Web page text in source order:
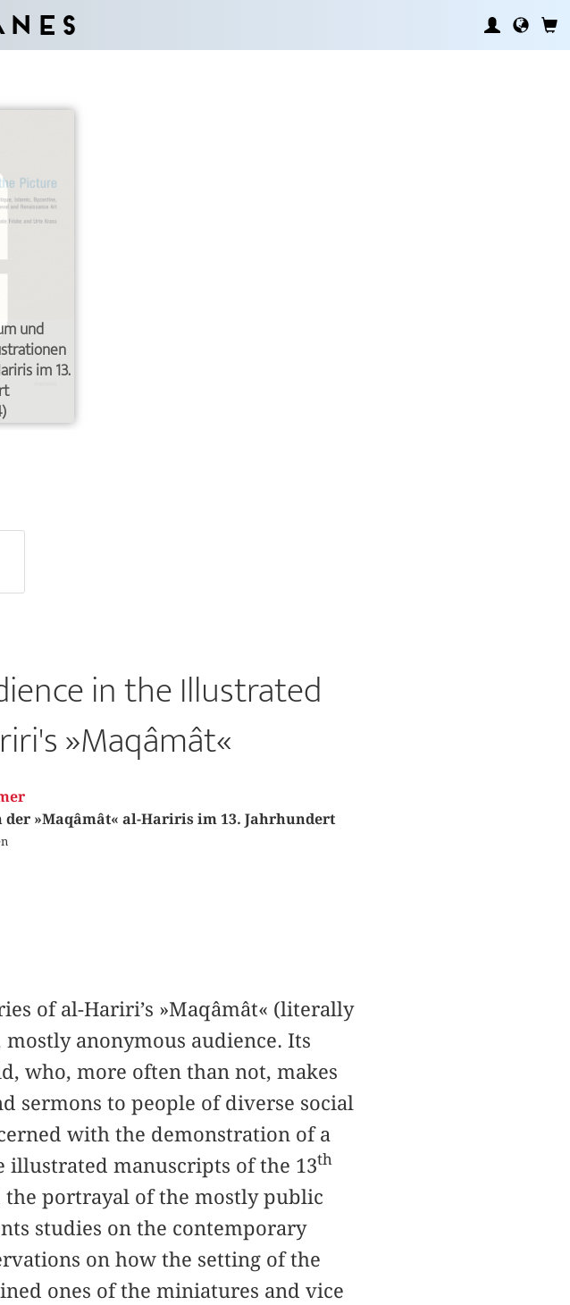
und
im 13.
in the Illustrated
»Maqâmât«
»Maqâmât« al-Hariris im 13. Jahrhundert
of al-Hariri’s »Maqâmât« (literally
anonymous audience. Its
who, more often than not, makes
sermons to people of diverse social
with the demonstration of a
manuscripts of the 13th
portrayal of the mostly public
studies on the contemporary
on how the setting of the
ones of the miniatures and vice